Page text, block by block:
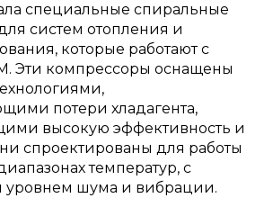
специальные спиральные
систем отопления и
которые работают с
Эти компрессоры оснащены
потери хладагента,
высокую эффективность и
спроектированы для работы
температур, с
шума и вибрации.